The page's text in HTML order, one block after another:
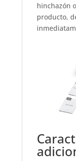
hinchazón
producto,